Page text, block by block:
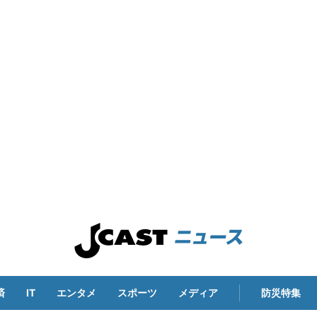
IT エンタメ スポーツ メディア 防災特集